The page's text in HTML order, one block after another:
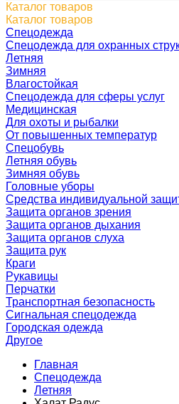
Каталог товаров
Каталог товаров
Спецодежда
Спецодежда для охранных
Летняя
Зимняя
Влагостойкая
Спецодежда для сферы услуг
Медицинская
Для охоты и рыбалки
От повышенных температур
Спецобувь
Летняя обувь
Зимняя обувь
Головные уборы
Средства индивидуальной
Защита органов зрения
Защита органов дыхания
Защита органов слуха
Защита рук
Краги
Рукавицы
Перчатки
Транспортная безопасность
Сигнальная спецодежда
Городская одежда
Другое
Главная
Спецодежда
Летняя